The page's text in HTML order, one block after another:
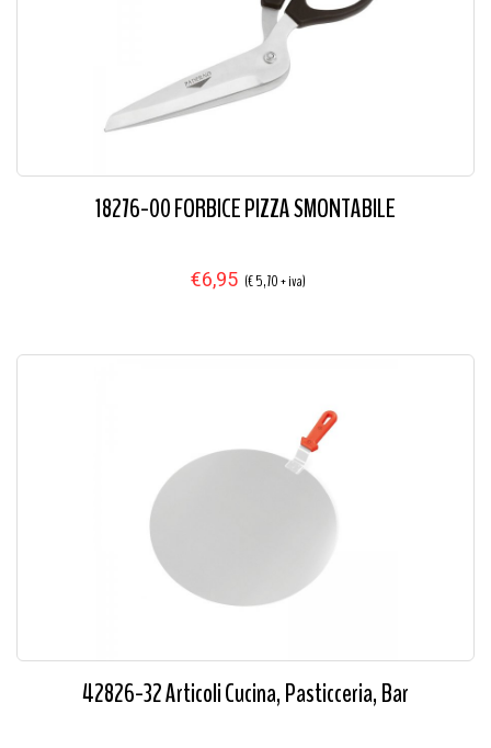
18276-00 FORBICE PIZZA SMONTABILE
€6,95 (€ 5,70 + iva)
42826-32 Articoli Cucina, Pasticceria, Bar